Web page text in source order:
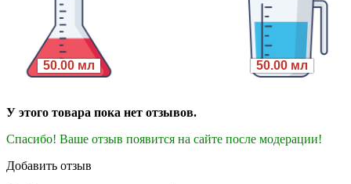
50.00 мл 50.00 мл
У этого товара пока нет отзывов.
Спасибо! Ваше отзыв появится на сайте после модерации!
Добавить отзыв